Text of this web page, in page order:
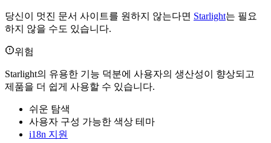
당신이 멋진 문서 사이트를 원하지 않는다면 Starlight는 필요
하지 않을 수도 있습니다.
위험
Starlight의 유용한 기능 덕분에 사용자의 생산성이 향상되고
제품을 더 쉽게 사용할 수 있습니다.
쉬운 탐색
사용자 구성 가능한 색상 테마
i18n 지원